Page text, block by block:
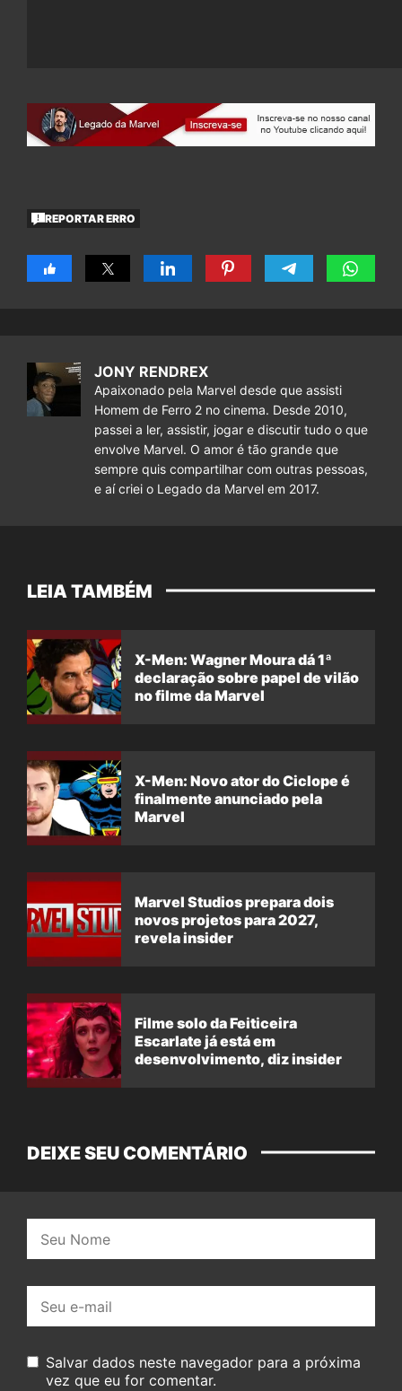
REPORTAR ERRO
JONY RENDREX
Apaixonado pela Marvel desde que assisti
Homem de Ferro 2 no cinema. Desde 2010,
passei a ler, assistir, jogar e discutir tudo o que
envolve Marvel. O amor é tão grande que
sempre quis compartilhar com outras pessoas,
e aí criei o Legado da Marvel em 2017.
LEIA TAMBÉM
X-Men: Wagner Moura dá 1ª
declaração sobre papel de vilão
no filme da Marvel
X-Men: Novo ator do Ciclope é
finalmente anunciado pela
Marvel
Marvel Studios prepara dois
novos projetos para 2027,
revela insider
Filme solo da Feiticeira
Escarlate já está em
desenvolvimento, diz insider
DEIXE SEU COMENTÁRIO
mail:
Salvar dados neste navegador para a próxima
vez que eu for comentar.